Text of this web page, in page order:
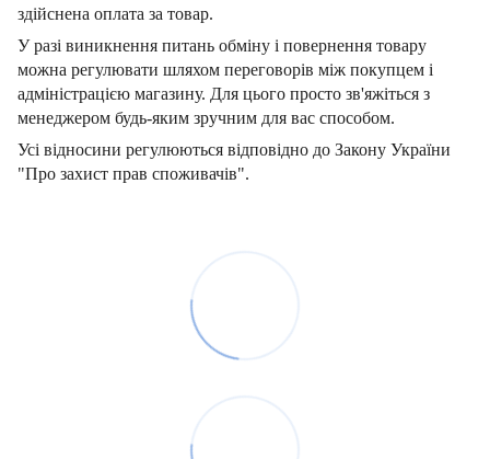
здійснена оплата за товар.
У разі виникнення питань обміну і повернення товару
можна регулювати шляхом переговорів між покупцем і
адміністрацією магазину. Для цього просто зв'яжіться з
менеджером будь-яким зручним для вас способом.
Усі відносини регулюються відповідно до Закону України
"Про захист прав споживачів".